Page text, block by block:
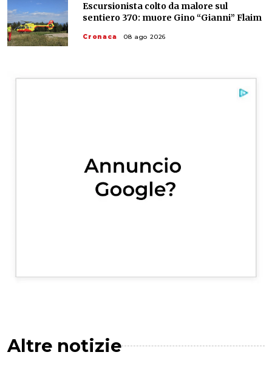
Escursionista colto da malore sul
sentiero 370: muore Gino “Gianni” Flaim
Cronaca 08 ago 2026
Altre notizie